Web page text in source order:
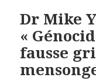
Dr Mike
«
fausse